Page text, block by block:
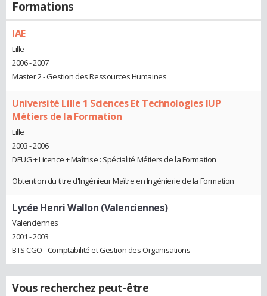
Formations
IAE
Lille
2006 - 2007
Master 2 - Gestion des Ressources Humaines
Université Lille 1 Sciences Et Technologies IUP
Métiers de la Formation
Lille
2003 - 2006
DEUG + Licence + Maîtrise : Spécialité Métiers de la Formation
Obtention du titre d'Ingénieur Maître en Ingénierie de la Formation
Lycée Henri Wallon (Valenciennes)
Valenciennes
2001 - 2003
BTS CGO - Comptabilité et Gestion des Organisations
Vous recherchez peut-être